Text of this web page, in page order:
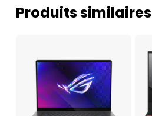
Produits similaires